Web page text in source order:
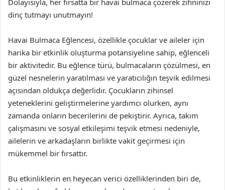
Dolayısıyla, her fırsatta bir havai bulmaca çözerek zihninizi
dinç tutmayı unutmayın!
Havai Bulmaca Eğlencesi, özellikle çocuklar ve aileler için
harika bir etkinlik oluşturma potansiyeline sahip, eğlenceli
bir aktivitedir. Bu eğlence türü, bulmacaların çözülmesi, en
güzel nesnelerin yaratılması ve yaratıcılığın teşvik edilmesi
açısından oldukça değerlidir. Çocukların zihinsel
yeteneklerini geliştirmelerine yardımcı olurken, aynı
zamanda onların becerilerini de pekiştirir. Ayrıca, takım
çalışmasını ve sosyal etkileşimi teşvik etmesi nedeniyle,
ailelerin ve arkadaşların birlikte vakit geçirmesi için
mükemmel bir fırsattır.
Bu etkinliklerin en heyecan verici özelliklerinden biri de,